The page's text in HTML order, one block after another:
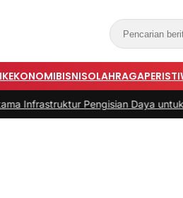
EKONOMIBISNISOLAHRAGA
Daya untuk Mobil Listrik